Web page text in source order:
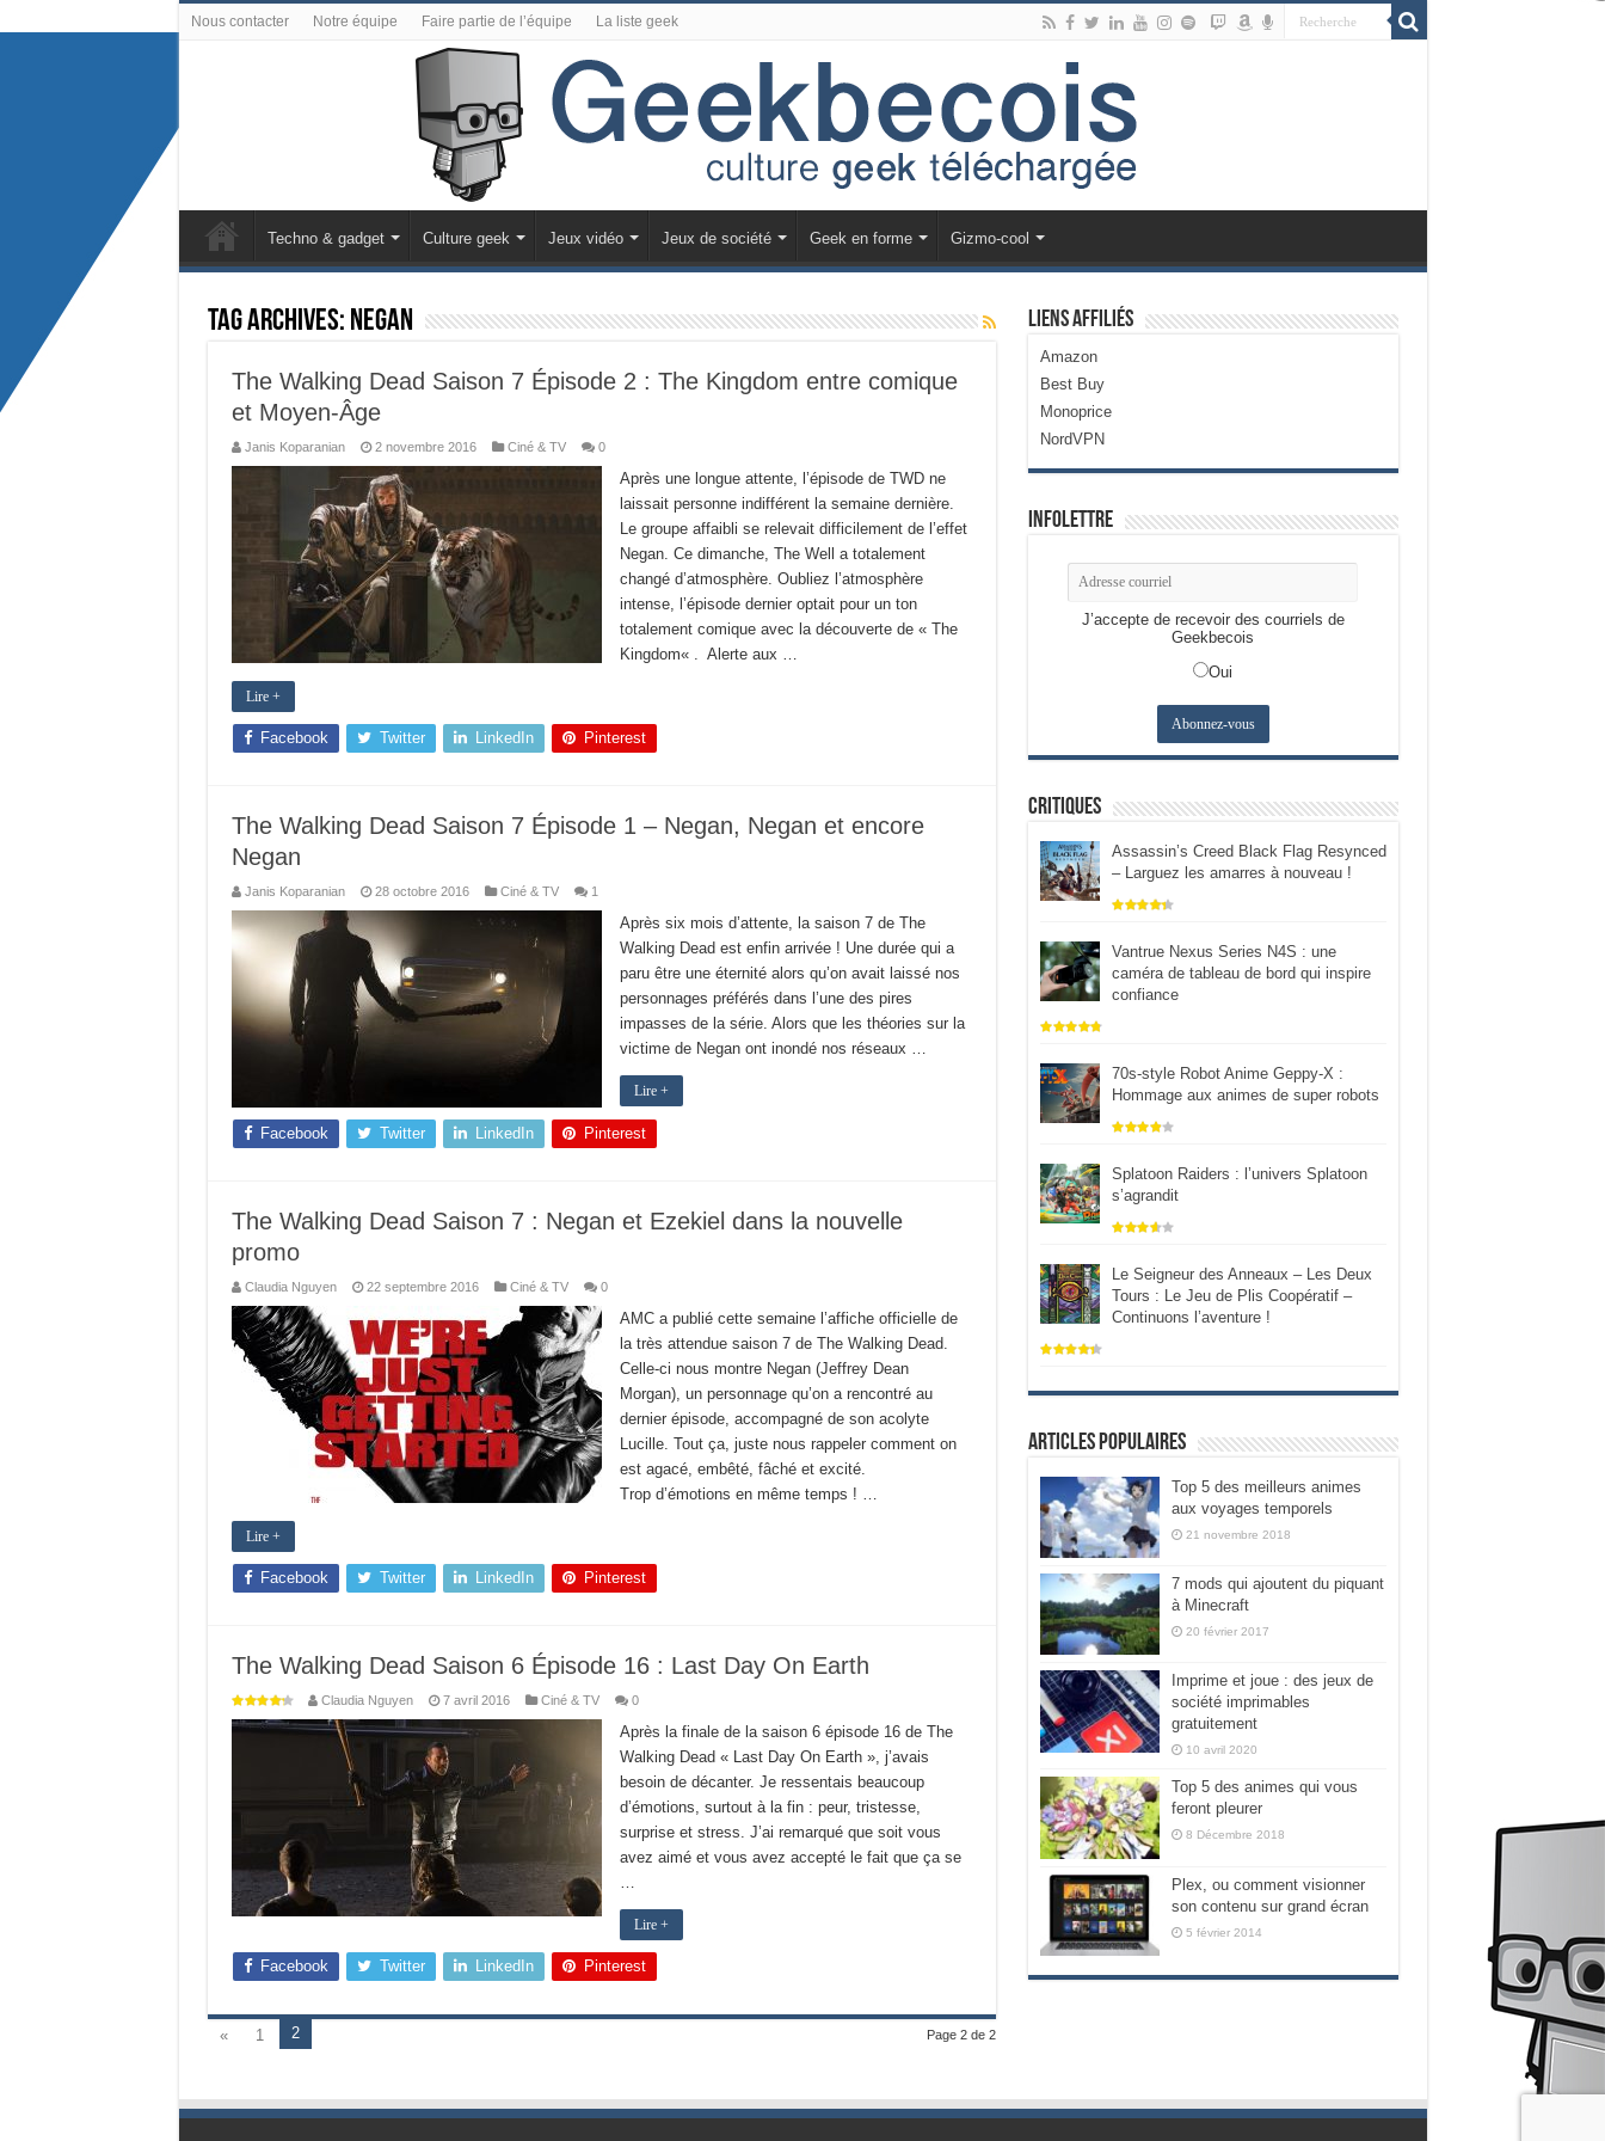
Nous contacter Notre équipe Faire partie de l’équipe La liste geek
Techno & gadget Culture geek Jeux vidéo Jeux de société Geek en forme Gizmo-cool
Tag Archives: Negan
The Walking Dead Saison 7 Épisode 2 : The Kingdom entre comique
et Moyen-Âge
Janis Koparanian 2 novembre 2016 Ciné & TV 0
Après une longue attente, l’épisode de TWD ne
laissait personne indifférent la semaine dernière.
Le groupe affaibli se relevait difficilement de l’effet
Negan. Ce dimanche, The Well a totalement
changé d’atmosphère. Oubliez l’atmosphère
intense, l’épisode dernier optait pour un ton
totalement comique avec la découverte de « The
Kingdom« . Alerte aux …
Lire +
Facebook Twitter LinkedIn Pinterest
The Walking Dead Saison 7 Épisode 1 – Negan, Negan et encore
Negan
Janis Koparanian 28 octobre 2016 Ciné & TV 1
Après six mois d’attente, la saison 7 de The
Walking Dead est enfin arrivée ! Une durée qui a
paru être une éternité alors qu’on avait laissé nos
personnages préférés dans l’une des pires
impasses de la série. Alors que les théories sur la
victime de Negan ont inondé nos réseaux …
Lire +
Facebook Twitter LinkedIn Pinterest
The Walking Dead Saison 7 : Negan et Ezekiel dans la nouvelle
promo
Claudia Nguyen 22 septembre 2016 Ciné & TV 0
AMC a publié cette semaine l’affiche officielle de
la très attendue saison 7 de The Walking Dead.
Celle-ci nous montre Negan (Jeffrey Dean
Morgan), un personnage qu’on a rencontré au
dernier épisode, accompagné de son acolyte
Lucille. Tout ça, juste nous rappeler comment on
est agacé, embêté, fâché et excité.
Trop d’émotions en même temps ! …
Lire +
Facebook Twitter LinkedIn Pinterest
The Walking Dead Saison 6 Épisode 16 : Last Day On Earth
Claudia Nguyen 7 avril 2016 Ciné & TV 0
Après la finale de la saison 6 épisode 16 de The
Walking Dead « Last Day On Earth », j’avais
besoin de décanter. Je ressentais beaucoup
d’émotions, surtout à la fin : peur, tristesse,
surprise et stress. J’ai remarqué que soit vous
avez aimé et vous avez accepté le fait que ça se
…
Lire +
Facebook Twitter LinkedIn Pinterest
Page 2 de 2
« 1 2
Liens Affiliés
Amazon
Best Buy
Monoprice
NordVPN
Infolettre
J’accepte de recevoir des courriels de
Geekbecois
Oui
Critiques
Assassin’s Creed Black Flag Resynced
– Larguez les amarres à nouveau !
Vantrue Nexus Series N4S : une
caméra de tableau de bord qui inspire
confiance
70s-style Robot Anime Geppy-X :
Hommage aux animes de super robots
Splatoon Raiders : l’univers Splatoon
s’agrandit
Le Seigneur des Anneaux – Les Deux
Tours : Le Jeu de Plis Coopératif –
Continuons l’aventure !
Articles populaires
Top 5 des meilleurs animes
aux voyages temporels
21 novembre 2018
7 mods qui ajoutent du piquant
à Minecraft
20 février 2017
Imprime et joue : des jeux de
société imprimables
gratuitement
10 avril 2020
Top 5 des animes qui vous
feront pleurer
8 Décembre 2018
Plex, ou comment visionner
son contenu sur grand écran
5 février 2014